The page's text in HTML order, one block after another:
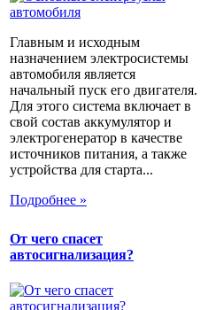
Главным и исходным
назначением электросистемы
автомобиля является
начальный пуск его двигателя.
Для этого система включает в
свой состав аккумулятор и
электрогенератор в качестве
источников питания, а также
устройства для старта...
Подробнее »
От чего спасет
автосигнализация?